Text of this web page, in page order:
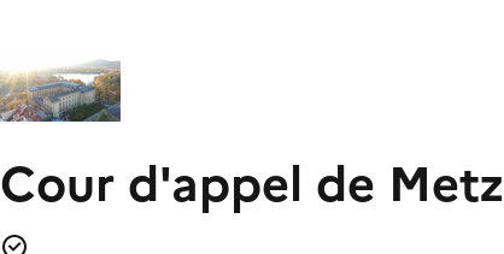
Cour d'appel de Metz